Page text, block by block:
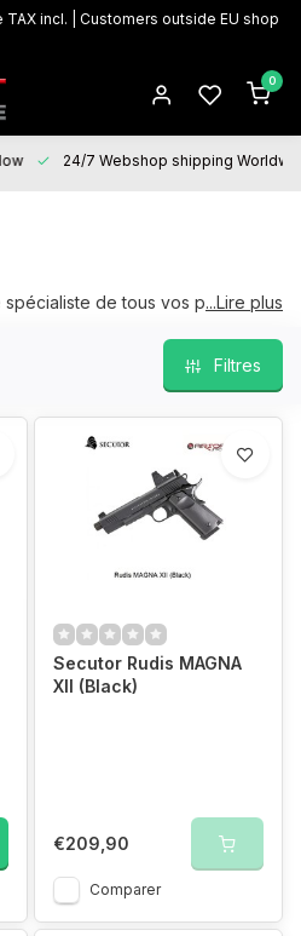
incl. | Customers outside EU shop
0
24/7 Webshop shipping
de tous vos produits
vous aider avec l'entretien, les
prix
...Lire plus
Filtres
Secutor Rudis MAGNA
XII (Black)
€209,90
Comparer